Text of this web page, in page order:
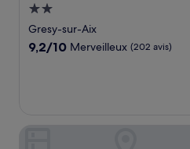
Hébergement
2.0 étoiles
Gresy-sur-Aix
9.2
9,2/10 Merveilleux (202 avis)